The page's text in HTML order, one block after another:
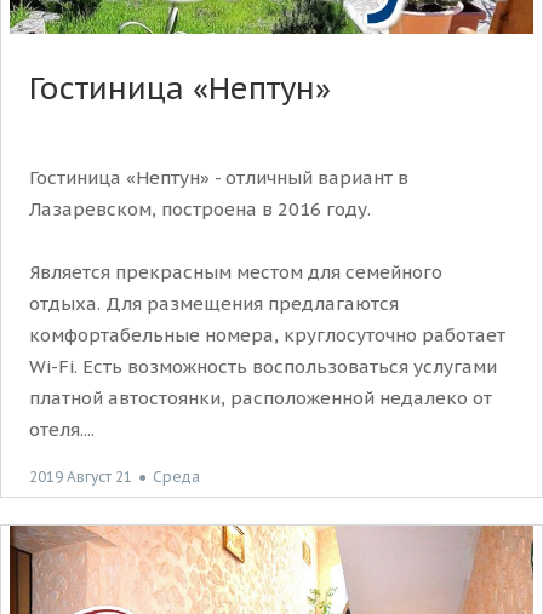
Гостиница «Нептун»
Гостиница «Нептун» - отличный вариант в
Лазаревском, построена в 2016 году.
Является прекрасным местом для семейного
отдыха. Для размещения предлагаются
комфортабельные номера, круглосуточно работает
Wi-Fi. Есть возможность воспользоваться услугами
платной автостоянки, расположенной недалеко от
отеля....
2019 Август 21 ● Среда